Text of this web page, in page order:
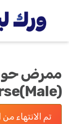
تم الانتهاء